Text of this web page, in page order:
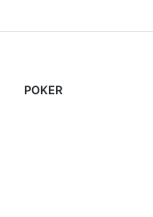
POKER